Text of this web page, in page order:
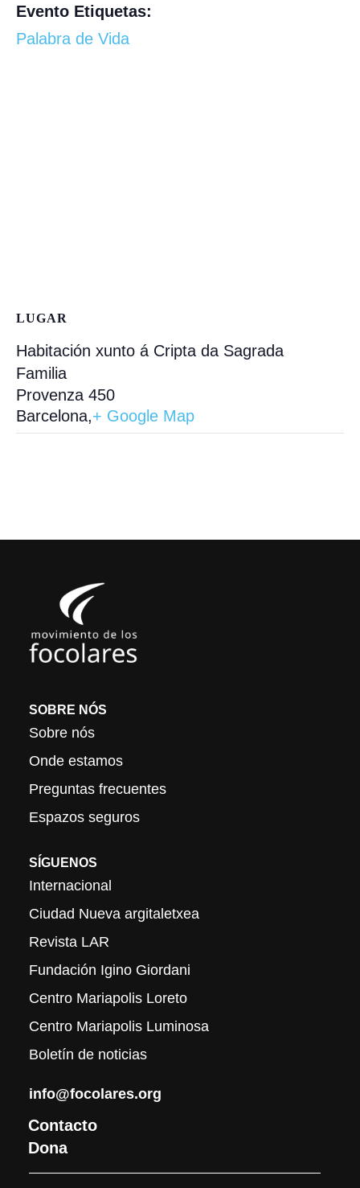
Evento Etiquetas:
Palabra de Vida
LUGAR
Habitación xunto á Cripta da Sagrada
Familia
Provenza 450
Barcelona,+ Google Map
SOBRE NÓS
Sobre nós
Onde estamos
Preguntas frecuentes
Espazos seguros
SÍGUENOS
Internacional
Ciudad Nueva argitaletxea
Revista LAR
Fundación Igino Giordani
Centro Mariapolis Loreto
Centro Mariapolis Luminosa
Boletín de noticias
info@focolares.org
Contacto
Dona